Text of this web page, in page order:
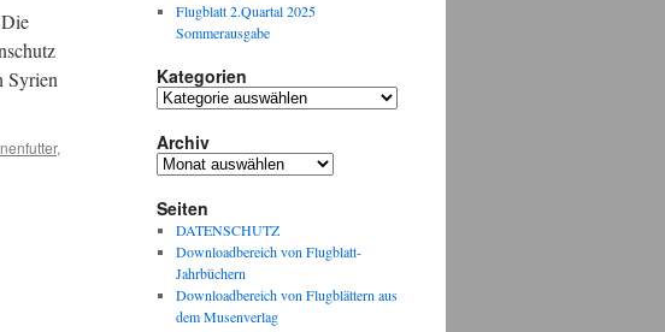
Syrien
,
Flugblatt 2.Quartal 2025
Sommerausgabe
Kategorien
Kategorien
Archiv
Archiv
Seiten
DATENSCHUTZ
Downloadbereich von Flugblatt-
Jahrbüchern
Downloadbereich von Flugblättern aus
dem Musenverlag